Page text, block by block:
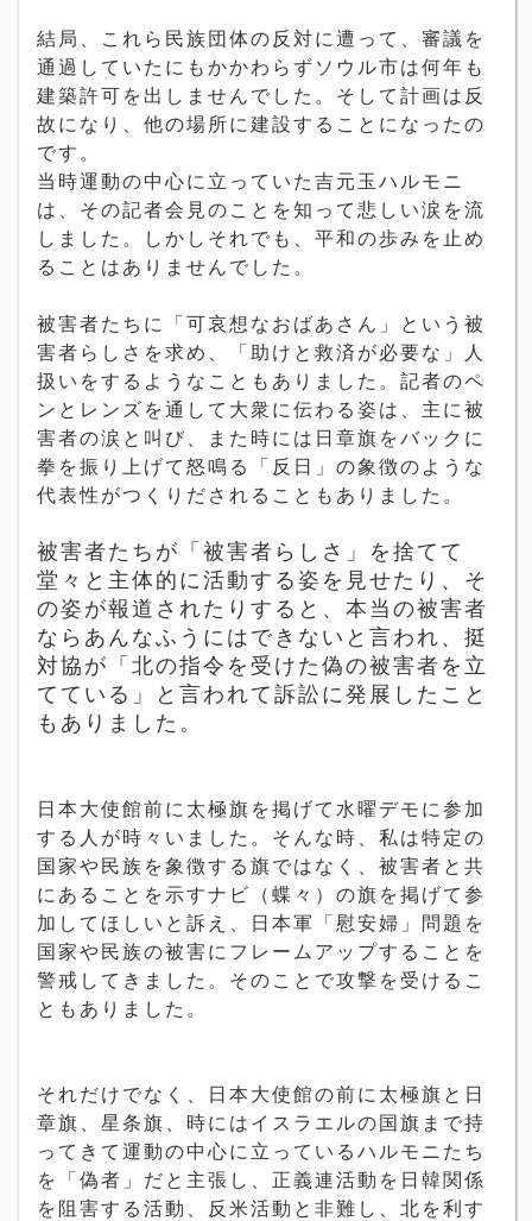
結局、これら民族団体の反対に遭って、審議を
通過していたにもかかわらずソウル市は何年も
建築許可を出しませんでした。そして計画は反
故になり、他の場所に建設することになったの
です。
当時運動の中心に立っていた吉元玉ハルモニ
は、その記者会見のことを知って悲しい涙を流
しました。しかしそれでも、平和の歩みを止め
ることはありませんでした。
被害者たちに「可哀想なおばあさん」という被
害者らしさを求め、「助けと救済が必要な」人
扱いをするようなこともありました。記者のペ
ンとレンズを通して大衆に伝わる姿は、主に被
害者の涙と叫び、また時には日章旗をバックに
拳を振り上げて怒鳴る「反日」の象徴のような
代表性がつくりだされることもありました。
被害者たちが「被害者らしさ」を捨てて
堂々と主体的に活動する姿を見せたり、そ
の姿が報道されたりすると、本当の被害者
ならあんなふうにはできないと言われ、挺
対協が「北の指令を受けた偽の被害者を立
てている」と言われて訴訟に発展したこと
もありました。
日本大使館前に太極旗を掲げて水曜デモに参加
する人が時々いました。そんな時、私は特定の
国家や民族を象徴する旗ではなく、被害者と共
にあることを示すナビ（蝶々）の旗を掲げて参
加してほしいと訴え、日本軍「慰安婦」問題を
国家や民族の被害にフレームアップすることを
警戒してきました。そのことで攻撃を受けるこ
ともありました。
それだけでなく、日本大使館の前に太極旗と日
章旗、星条旗、時にはイスラエルの国旗まで持
ってきて運動の中心に立っているハルモニたち
を「偽者」だと主張し、正義連活動を日韓関係
を阻害する活動、反米活動と非難し、北を利す